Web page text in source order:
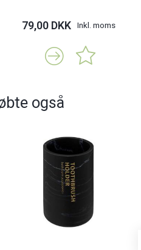
79,00 DKK Inkl. moms
også